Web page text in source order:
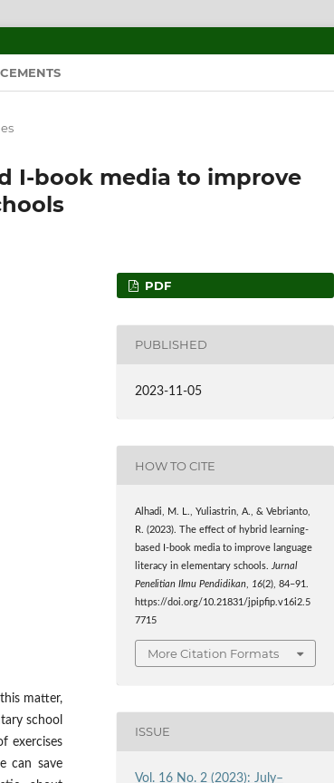
I-book media to improve
matter,
school
exercises
can save
PDF
PUBLISHED
2023-11-05
HOW TO CITE
Alhadi, M. L., Yuliastrin, A., & Vebrianto,
R. (2023). The effect of hybrid learning-
based I-book media to improve language
literacy in elementary schools.Jurnal
Penelitian Ilmu Pendidikan, 16(2), 84–91.
https://doi.org/10.21831/jpipfip.v16i2.5
7715
More Citation Formats
ISSUE
Vol. 16 No. 2 (2023): July–